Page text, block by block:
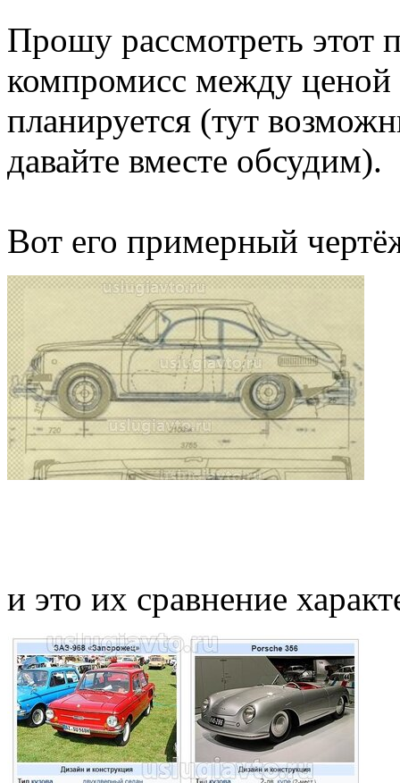
Прошу рассмотреть этот
компромисс между ценой
планируется (тут
давайте вместе обсудим).
Вот его примерный
и это их сравнение